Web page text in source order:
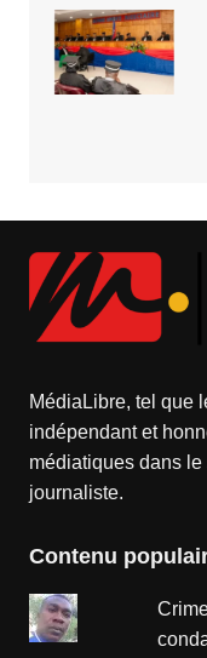
MédiaLibre, tel que
indépendant et
médiatiques dans
journaliste.
Contenu